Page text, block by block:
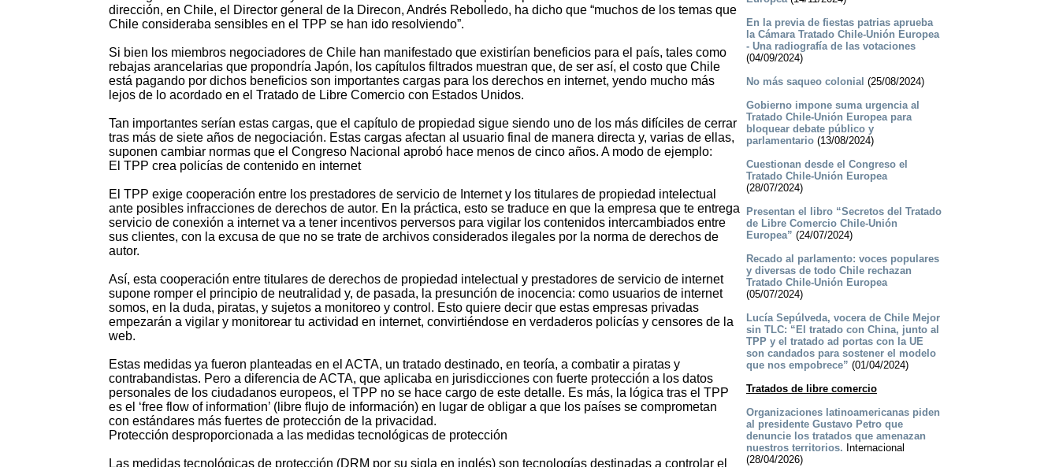
dirección, en Chile, el Director general de la Direcon, Andrés Rebolledo, ha dicho que “muchos de los temas que
Chile consideraba sensibles en el TPP se han ido resolviendo”.
Si bien los miembros negociadores de Chile han manifestado que existirían beneficios para el país, tales como
rebajas arancelarias que propondría Japón, los capítulos filtrados muestran que, de ser así, el costo que Chile
está pagando por dichos beneficios son importantes cargas para los derechos en internet, yendo mucho más
lejos de lo acordado en el Tratado de Libre Comercio con Estados Unidos.
Tan importantes serían estas cargas, que el capítulo de propiedad sigue siendo uno de los más difíciles de cerrar
tras más de siete años de negociación. Estas cargas afectan al usuario final de manera directa y, varias de ellas,
suponen cambiar normas que el Congreso Nacional aprobó hace menos de cinco años. A modo de ejemplo:
El TPP crea policías de contenido en internet
El TPP exige cooperación entre los prestadores de servicio de Internet y los titulares de propiedad intelectual
ante posibles infracciones de derechos de autor. En la práctica, esto se traduce en que la empresa que te entrega
servicio de conexión a internet va a tener incentivos perversos para vigilar los contenidos intercambiados entre
sus clientes, con la excusa de que no se trate de archivos considerados ilegales por la norma de derechos de
autor.
Así, esta cooperación entre titulares de derechos de propiedad intelectual y prestadores de servicio de internet
supone romper el principio de neutralidad y, de pasada, la presunción de inocencia: como usuarios de internet
somos, en la duda, piratas, y sujetos a monitoreo y control. Esto quiere decir que estas empresas privadas
empezarán a vigilar y monitorear tu actividad en internet, convirtiéndose en verdaderos policías y censores de la
web.
Estas medidas ya fueron planteadas en el ACTA, un tratado destinado, en teoría, a combatir a piratas y
contrabandistas. Pero a diferencia de ACTA, que aplicaba en jurisdicciones con fuerte protección a los datos
personales de los ciudadanos europeos, el TPP no se hace cargo de este detalle. Es más, la lógica tras el TPP
es el ‘free flow of information’ (libre flujo de información) en lugar de obligar a que los países se comprometan
con estándares más fuertes de protección de la privacidad.
Protección desproporcionada a las medidas tecnológicas de protección
Las medidas tecnológicas de protección (DRM por su sigla en inglés) son tecnologías destinadas a controlar el
En la previa de fiestas patrias aprueba
la Cámara Tratado Chile-Unión Europea
- Una radiografía de las votaciones
(04/09/2024)
No más saqueo colonial (25/08/2024)
Gobierno impone suma urgencia al
Tratado Chile-Unión Europea para
bloquear debate público y
parlamentario(13/08/2024)
Cuestionan desde el Congreso el
Tratado Chile-Unión Europea
(28/07/2024)
Presentan el libro “Secretos del Tratado
de Libre Comercio Chile-Unión
Europea” (24/07/2024)
Recado al parlamento: voces populares
y diversas de todo Chile rechazan
Tratado Chile-Unión Europea
(05/07/2024)
Lucía Sepúlveda, vocera de Chile Mejor
sin TLC: “El tratado con China, junto al
TPP y el tratado ad portas con la UE
son candados para sostener el modelo
que nos empobrece” (01/04/2024)
Tratados de libre comercio
Organizaciones latinoamericanas piden
al presidente Gustavo Petro que
denuncie los tratados que amenazan
nuestros territorios. Internacional
(28/04/2026)